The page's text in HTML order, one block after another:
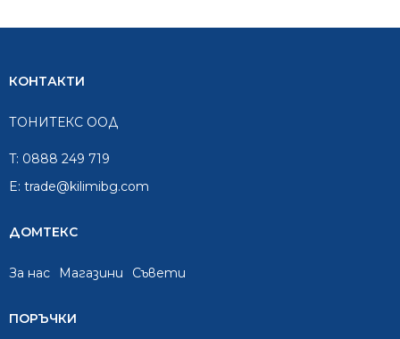
КОНТАКТИ
ТОНИТЕКС ООД
T: 0888 249 719
E: trade@kilimibg.com
ДОМТЕКС
За нас Mагазини Съвети
ПОРЪЧКИ